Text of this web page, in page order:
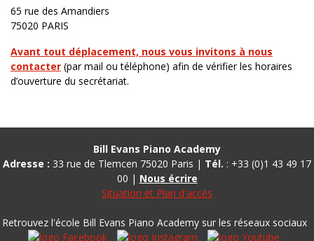
65 rue des Amandiers
75020 PARIS
Avant tout déplacement, nous vous invitons à nous
contacter (par mail ou téléphone) afin de vérifier les horaires
d’ouverture du secrétariat.
Bill Evans Piano Academy
Adresse : 33 rue de Tlemcen 75020 Paris | Tél. : +33 (0)1 43 49 17
00 | Nous écrire
Situation et Plan d'accès
Retrouvez l'école Bill Evans Piano Academy sur les réseaux sociaux